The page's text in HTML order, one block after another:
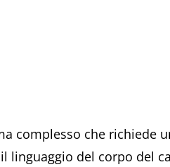
complesso che richiede
linguaggio del corpo del